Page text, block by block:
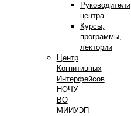
Руководители
центра
Курсы,
программы,
лектории
Центр
Когнитивных
Интерфейсов
НОЧУ
ВО
МИИУЭП